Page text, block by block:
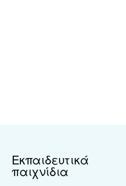
Εκπαιδευτικά
παιχνίδια